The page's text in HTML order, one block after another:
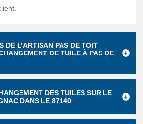
DE L’ARTISAN PAS DE TOIT
DE TUILE À PAS DE
DES TUILES SUR LE
DANS LE 87140